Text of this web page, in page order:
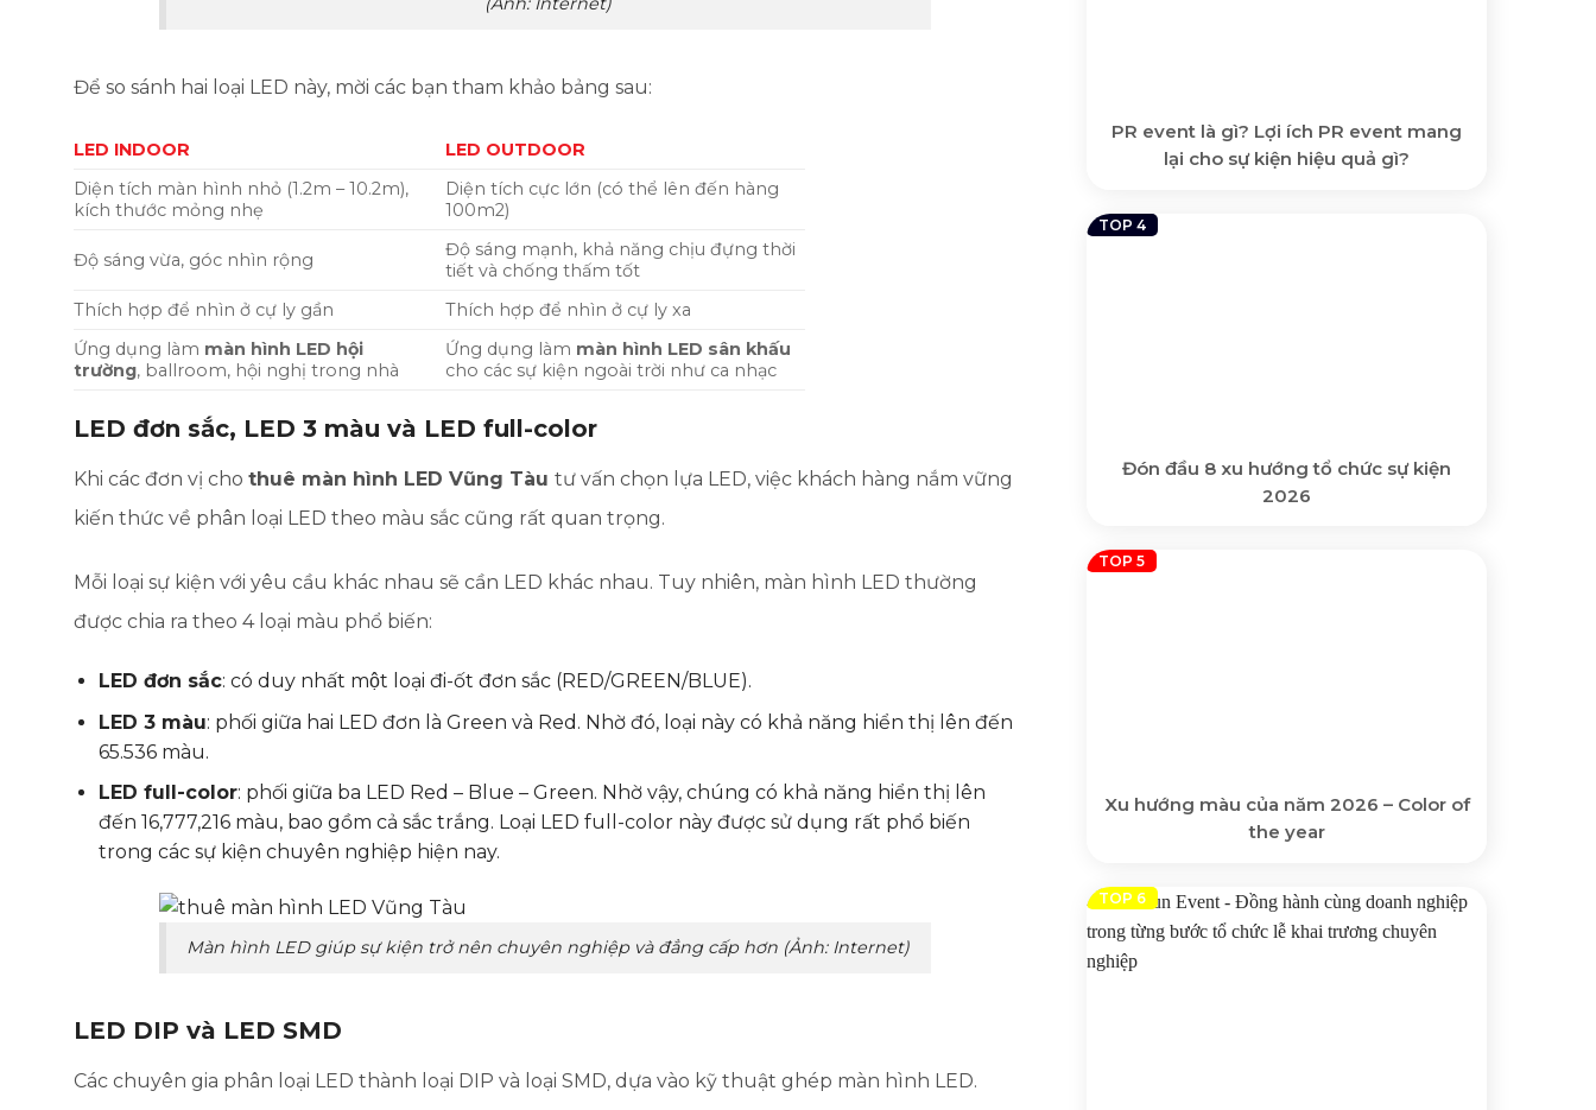
Để so sánh hai loại LED này, mời các bạn tham khảo bảng sau:
LED INDOOR
LED OUTDOOR
Diện tích màn hình nhỏ (1.2m – 10.2m),
kích thước mỏng nhẹ
Diện tích cực lớn (có thể lên đến hàng
100m2)
Độ sáng vừa, góc nhìn rộng
Độ sáng mạnh, khả năng chịu đựng thời
tiết và chống thấm tốt
Thích hợp để nhìn ở cự ly gần
Thích hợp để nhìn ở cự ly xa
Ứng dụng làm màn hình LED hội
trường, ballroom, hội nghị trong nhà
Ứng dụng làm màn hình LED sân khấu
cho các sự kiện ngoài trời như ca nhạc
LED đơn sắc, LED 3 màu và LED full-color
Khi các đơn vị cho thuê màn hình LED Vũng Tàu tư vấn chọn lựa LED, việc khách hàng nắm vững
kiến thức về phân loại LED theo màu sắc cũng rất quan trọng.
Mỗi loại sự kiện với yêu cầu khác nhau sẽ cần LED khác nhau. Tuy nhiên, màn hình LED thường
được chia ra theo 4 loại màu phổ biến:
LED đơn sắc: có duy nhất một loại đi-ốt đơn sắc (RED/GREEN/BLUE).
LED 3 màu: phối giữa hai LED đơn là Green và Red. Nhờ đó, loại này có khả năng hiển thị lên đến
65.536 màu.
LED full-color: phối giữa ba LED Red – Blue – Green. Nhờ vậy, chúng có khả năng hiển thị lên
đến 16,777,216 màu, bao gồm cả sắc trắng. Loại LED full-color này được sử dụng rất phổ biến
trong các sự kiện chuyên nghiệp hiện nay.
Màn hình LED giúp sự kiện trở nên chuyên nghiệp và đẳng cấp hơn (Ảnh: Internet)
LED DIP và LED SMD
Các chuyên gia phân loại LED thành loại DIP và loại SMD, dựa vào kỹ thuật ghép màn hình LED.
PR event là gì? Lợi ích PR event mang
lại cho sự kiện hiệu quả gì?
Đón đầu 8 xu hướng tổ chức sự kiện
2026
Xu hướng màu của năm 2026 – Color of
the year